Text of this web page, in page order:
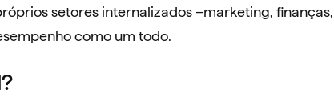
setores internalizados –marketing, finanças,
como um todo.